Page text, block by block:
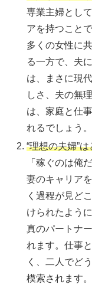
専業主婦とし
アを持つこと
多くの女性に
る一方で、夫
は、まさに現
しさ、夫の無
は、家庭と仕
れるでしょう。
“理想の夫婦”
「稼ぐのは俺
妻のキャリア
く過程が見ど
けられたよう
真のパートナ
れます。仕事
く、二人でど
模索されます。